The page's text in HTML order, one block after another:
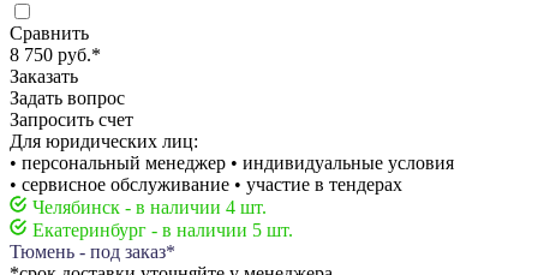
Сравнить
8 750 руб.*
Заказать
Задать вопрос
Запросить счет
Для юридических лиц:
• персональный менеджер • индивидуальные условия
• сервисное обслуживание • участие в тендерах
Челябинск - в наличии 4 шт.
Екатеринбург - в наличии 5 шт.
Тюмень - под заказ*